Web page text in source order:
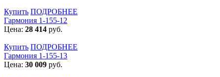
Купить ПОДРОБНЕЕ
Гармония 1-155-12
Цена: 28 414 руб.
Купить ПОДРОБНЕЕ
Гармония 1-155-13
Цена: 30 009 руб.